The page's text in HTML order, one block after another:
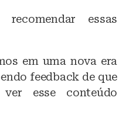
essas
em uma nova era
feedback de que
esse conteúdo